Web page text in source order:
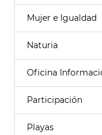
Mujer e Igualdad
Naturia
Oficina
Participación
Playas